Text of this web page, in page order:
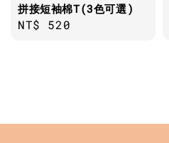
拼接短袖棉T(3色可選)
Regular
NT$ 520